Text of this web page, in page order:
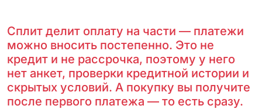
Сплит делит оплату на части — платежи
можно вносить постепенно. Это не
кредит и не рассрочка, поэтому у него
нет анкет, проверки кредитной истории и
скрытых условий. А покупку вы получите
после первого платежа — то есть сразу.